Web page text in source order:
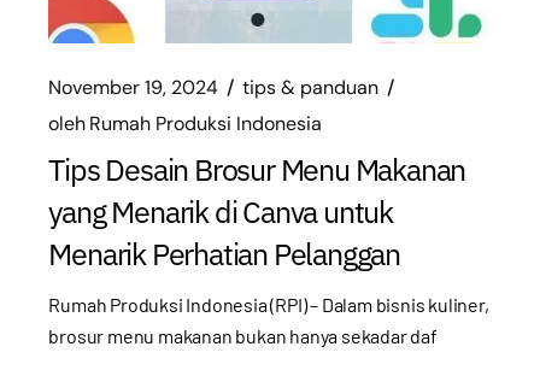
November 19, 2024
tips & panduan
olehRumah Produksi Indonesia
Tips Desain Brosur Menu Makanan
yang Menarik di Canva untuk
Menarik Perhatian Pelanggan
Rumah Produksi Indonesia (RPI) – Dalam bisnis kuliner,
brosur menu makanan bukan hanya sekadar daf